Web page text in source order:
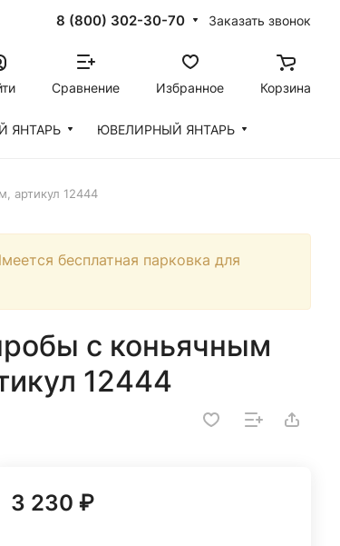
8 (800) 302-30-70 Заказать звонок
Сравнение Избранное Корзина
ЯНТАРЬ ЮВЕЛИРНЫЙ ЯНТАРЬ
артикул 12444
бесплатная парковка для
с коньячным
12444
3 230 ₽